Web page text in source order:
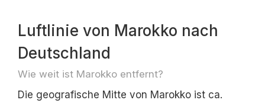
Luftlinie von Marokko nach
Deutschland
Wie weit ist Marokko entfernt?
Die geografische Mitte von Marokko ist ca.